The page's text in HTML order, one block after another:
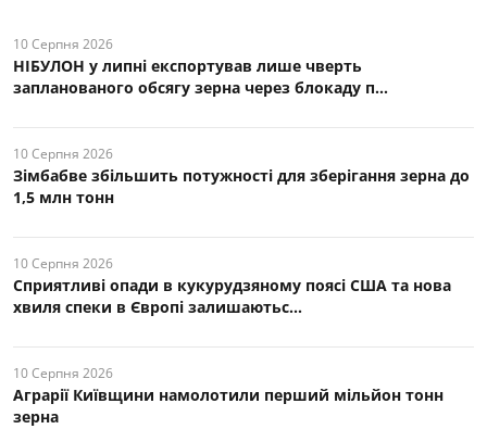
10 Серпня 2026
НІБУЛОН у липні експортував лише чверть
запланованого обсягу зерна через блокаду п...
10 Серпня 2026
Зімбабве збільшить потужності для зберігання зерна до
1,5 млн тонн
10 Серпня 2026
Сприятливі опади в кукурудзяному поясі США та нова
хвиля спеки в Європі залишаютьс...
10 Серпня 2026
Аграрії Київщини намолотили перший мільйон тонн
зерна